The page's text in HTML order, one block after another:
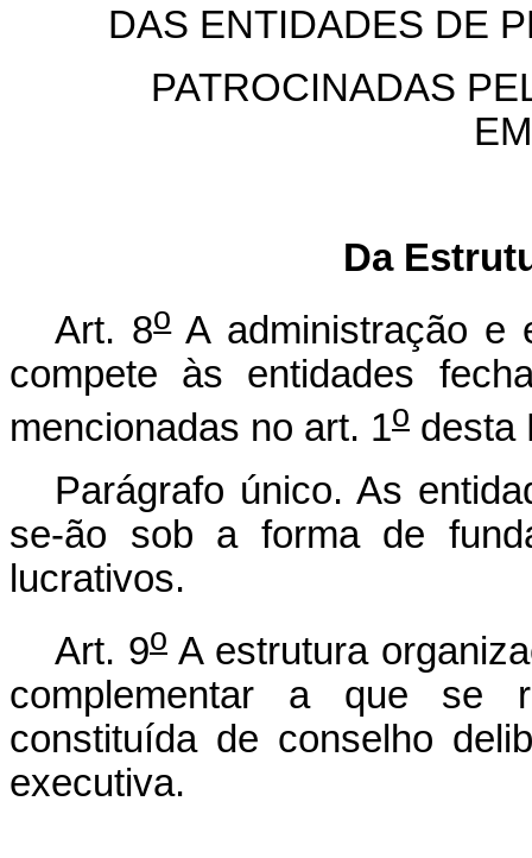
DAS ENTIDADES DE
PATROCINADAS
Da
Art. 8oA administração e
compete às entidades
mencionadas no art. 1o desta
Parágrafo único. As
se-ão sob a forma de
lucrativos.
Art. 9o A estrutura
complementar a que se
constituída de conselho
executiva.